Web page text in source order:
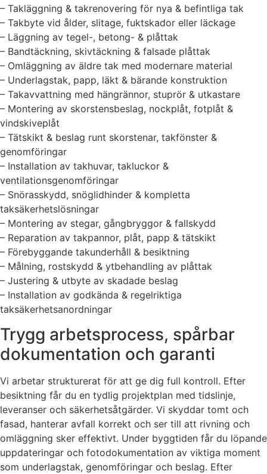
– Takläggning & takrenovering för nya & befintliga tak
– Takbyte vid ålder, slitage, fuktskador eller läckage
– Läggning av tegel-, betong- & plåttak
– Bandtäckning, skivtäckning & falsade plåttak
– Omläggning av äldre tak med modernare material
– Underlagstak, papp, läkt & bärande konstruktion
– Takavvattning med hängrännor, stuprör & utkastare
– Montering av skorstensbeslag, nockplåt, fotplåt &
vindskiveplåt
– Tätskikt & beslag runt skorstenar, takfönster &
genomföringar
– Installation av takhuvar, takluckor &
ventilationsgenomföringar
– Snörasskydd, snöglidhinder & kompletta
taksäkerhetslösningar
– Montering av stegar, gångbryggor & fallskydd
– Reparation av takpannor, plåt, papp & tätskikt
– Förebyggande takunderhåll & besiktning
– Målning, rostskydd & ytbehandling av plåttak
– Justering & utbyte av skadade beslag
– Installation av godkända & regelriktiga
taksäkerhetsanordningar
Trygg arbetsprocess, spårbar
dokumentation och garanti
Vi arbetar strukturerat för att ge dig full kontroll. Efter
besiktning får du en tydlig projektplan med tidslinje,
leveranser och säkerhetsåtgärder. Vi skyddar tomt och
fasad, hanterar avfall korrekt och ser till att rivning och
omläggning sker effektivt. Under byggtiden får du löpande
uppdateringar och fotodokumentation av viktiga moment
som underlagstak, genomföringar och beslag. Efter